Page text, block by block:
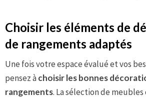
Choisir les éléments de
de rangements adaptés
Une fois votre espace évalué et vos
pensez àchoisir les bonnes
rangements. La sélection de meubles